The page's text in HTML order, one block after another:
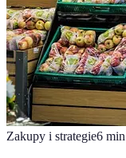
Zakupy i strategie6 min